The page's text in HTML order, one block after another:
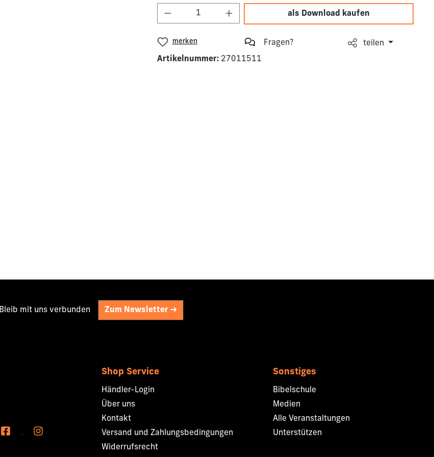
Produkt Anzahl: Gib den gewünschten Wert
als Download kaufen
merken Fragen?
teilen
Artikelnummer: 27011511
Bleib mit uns verbunden Zum Newsletter ->
Shop Service
Händler-Login
Über uns
Kontakt
Versand und Zahlungsbedingungen
Widerrufsrecht
Sonstiges
Bibelschule
Medien
Alle Veranstaltungen
Unterstützen